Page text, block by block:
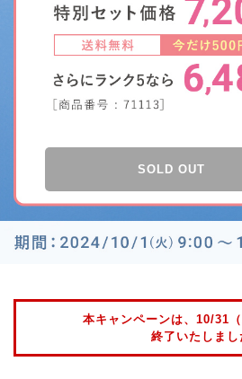
SOLD OUT
本キャンペーンは、10/31
終了いたしまし